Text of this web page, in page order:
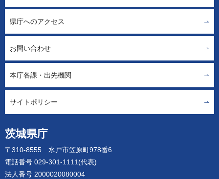
茨城県庁
〒310-8555 水戸市笠原町978番6
電話番号 029-301-1111(代表)
法人番号 2000020080004
県庁へのアクセス
お問い合わせ
本庁各課・出先機関
サイトポリシー